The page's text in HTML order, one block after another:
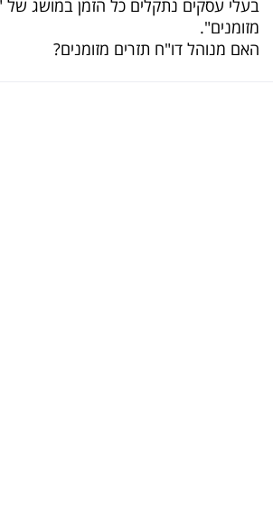
בעלי עסקים נתקלים כל הזמן במושג של
מזומנים".
האם מנוהל דו"ח תזרים מזומנים?